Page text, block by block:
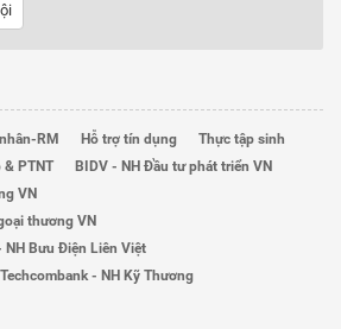
RM Hỗ trợ tín dụng
Thực tập sinh
PTNT
BIDV - NH Đầu tư phát triển VN
VN
thương VN
NH Bưu Điện Liên Việt
Techcombank - NH Kỹ Thương